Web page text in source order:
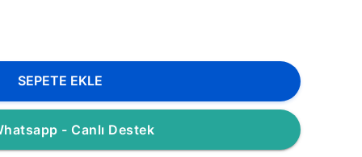
SEPETE EKLE
- Canlı Destek